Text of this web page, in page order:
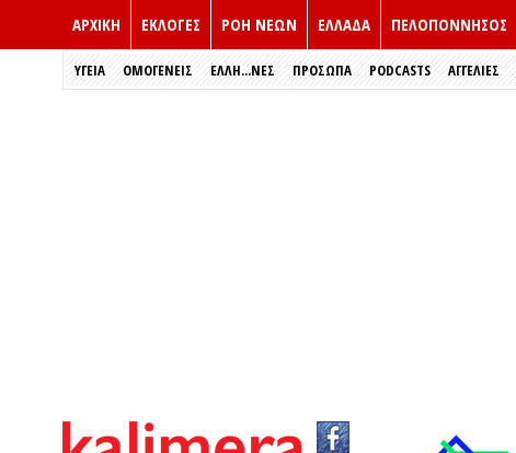
ΑΡΧΙΚΗ ΕΚΛΟΓΈΣ ΡΟΗ ΝΕΩΝ ΕΛΛΑΔΑ ΠΕΛΟΠΟΝΝΗΣΟΣ
ΥΓΕΙΑ ΟΜΟΓΕΝΕΙΣ ΈΛΛΗ...ΝΕΣ ΠΡΌΣΩΠΑ PODCASTS ΑΓΓΕΛΙΕΣ